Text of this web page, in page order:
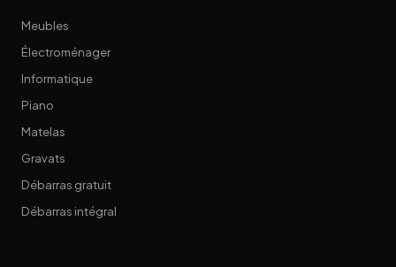
Meubles
Électroménager
Informatique
Piano
Matelas
Gravats
Débarras gratuit
Débarras intégral